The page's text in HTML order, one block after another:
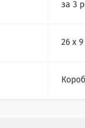
за 3
26 х